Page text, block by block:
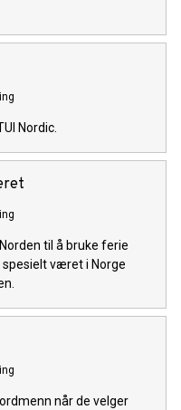
Nordic.
til å bruke ferie
været i Norge
når de velger